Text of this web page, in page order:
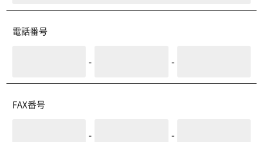
電話番号
- -
FAX番号
- -